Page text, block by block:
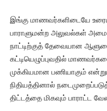
இங்கு மாணவர்களிடையே
பாராளுமன்ற அலுவல்கள்
நாட்டிற்குத் தேவையான
கட்டியெழுப்புவதில்
முக்கியமான பணியாகும்
நிதியத்தினால்
திட்டத்தை மிகவும் பாராட்ட